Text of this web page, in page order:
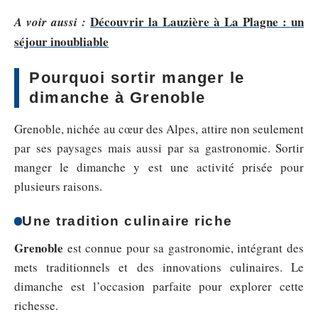
A voir aussi : Découvrir la Lauzière à La Plagne : un
séjour inoubliable
Pourquoi sortir manger le
dimanche à Grenoble
Grenoble, nichée au cœur des Alpes, attire non seulement
par ses paysages mais aussi par sa gastronomie. Sortir
manger le dimanche y est une activité prisée pour
plusieurs raisons.
Une tradition culinaire riche
Grenoble est connue pour sa gastronomie, intégrant des
mets traditionnels et des innovations culinaires. Le
dimanche est l’occasion parfaite pour explorer cette
richesse.